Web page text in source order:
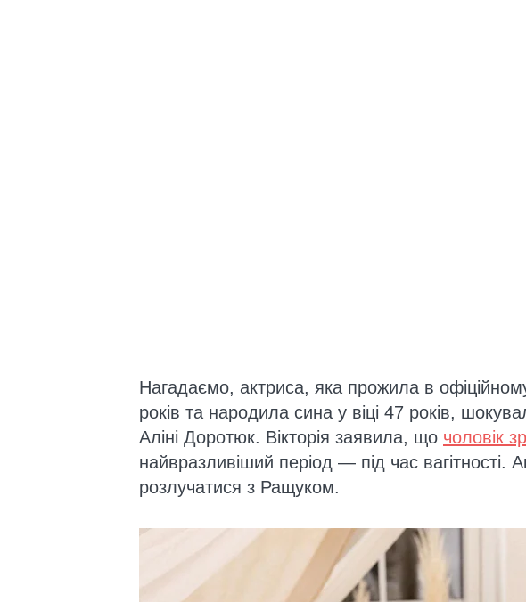
Нагадаємо, актриса, яка прожила в
років та народила сина у віці 47 років,
Аліні Доротюк. Вікторія заявила, що чоловік
найвразливіший період — під час вагітності.
розлучатися з Ращуком.